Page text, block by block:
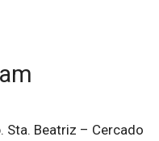
Sta. Beatriz – Cercado